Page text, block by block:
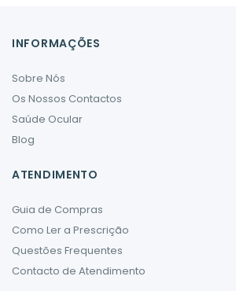
INFORMAÇÕES
Sobre Nós
Os Nossos Contactos
Saúde Ocular
Blog
ATENDIMENTO
Guia de Compras
Como Ler a Prescrição
Questões Frequentes
Contacto de Atendimento